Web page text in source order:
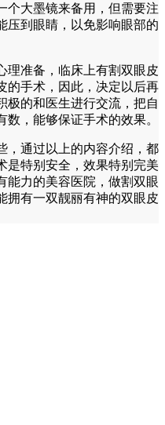
个大墨镜来备用，但需要注
压到眼睛，以免影响眼部的
准备，临床上有割双眼皮
的手术，因此，决定以后再
极的和医生进行交流，把自
，能够保证手术的效果。
通过以上的内容介绍，都
是特别安全，效果特别完美
能力的美容医院，做割双眼
拥有一双靓丽有神的双眼皮